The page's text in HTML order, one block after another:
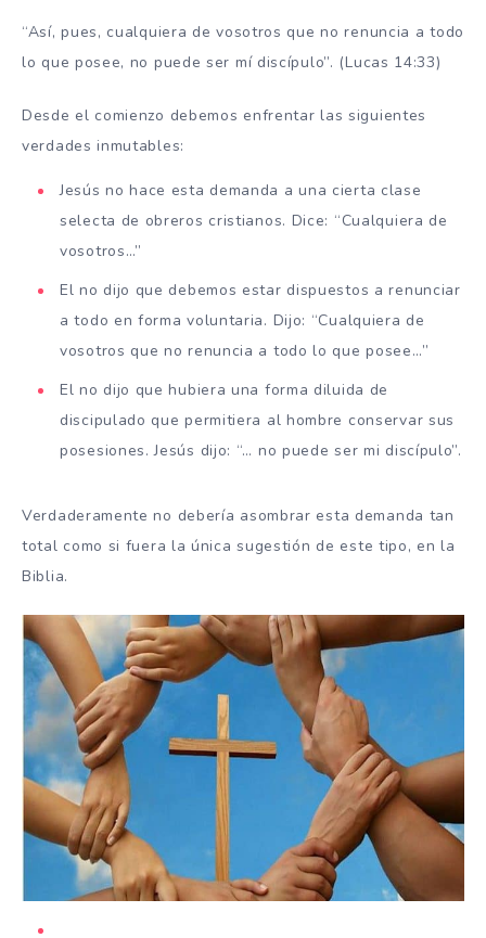
“Así, pues, cualquiera de vosotros que no renuncia a todo
lo que posee, no puede ser mí discípulo”. (Lucas 14:33)
Desde el comienzo debemos enfrentar las siguientes
verdades inmutables:
Jesús no hace esta demanda a una cierta clase
selecta de obreros cristianos. Dice: “Cualquiera de
vosotros…”
El no dijo que debemos estar dispuestos a renunciar
a todo en forma voluntaria. Dijo: “Cualquiera de
vosotros que no renuncia a todo lo que posee…”
El no dijo que hubiera una forma diluida de
discipulado que permitiera al hombre conservar sus
posesiones. Jesús dijo: “… no puede ser mi discípulo”.
Verdaderamente no debería asombrar esta demanda tan
total como si fuera la única sugestión de este tipo, en la
Biblia.